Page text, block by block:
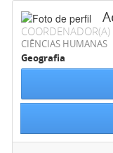
COORDENADOR(A)
CIÊNCIAS HUMANAS
Geografia